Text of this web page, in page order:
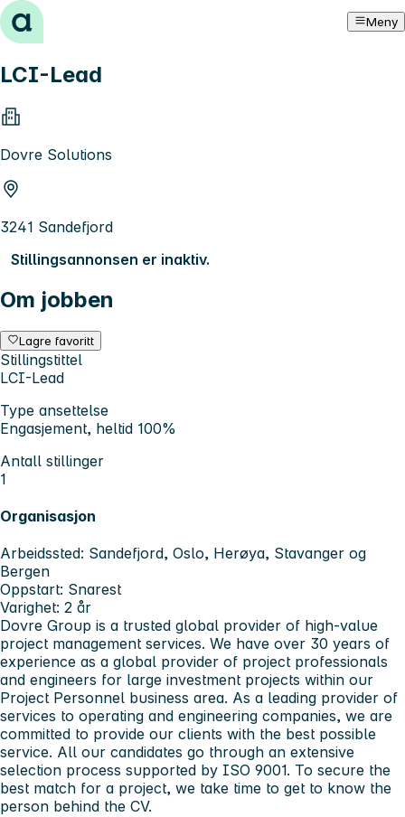
Hopp til innhold Meny
LCI-Lead
Dovre Solutions
3241 Sandefjord
Stillingsannonsen er inaktiv.
Om jobben
Lagre favoritt
Stillingstittel
LCI-Lead
Type ansettelse
Engasjement, heltid 100%
Antall stillinger
1
Organisasjon
Arbeidssted: Sandefjord, Oslo, Herøya, Stavanger og
Bergen
Oppstart: Snarest
Varighet: 2 år
Dovre Group is a trusted global provider of high-value
project management services. We have over 30 years of
experience as a global provider of project professionals
and engineers for large investment projects within our
Project Personnel business area. As a leading provider of
services to operating and engineering companies, we are
committed to provide our clients with the best possible
service. All our candidates go through an extensive
selection process supported by ISO 9001. To secure the
best match for a project, we take time to get to know the
person behind the CV.